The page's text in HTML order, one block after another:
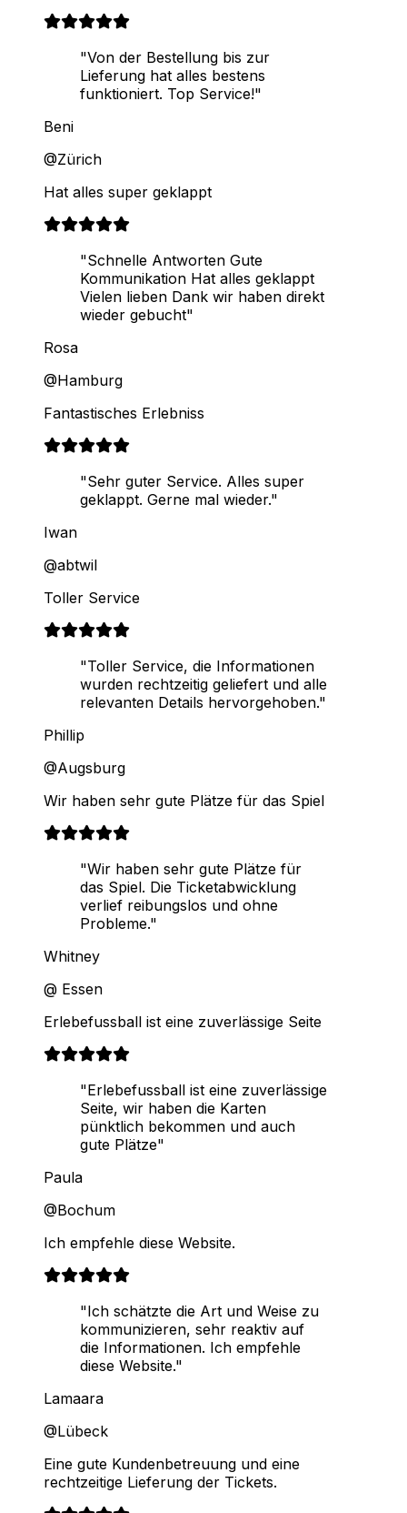
"Von der Bestellung bis zur
Lieferung hat alles bestens
funktioniert. Top Service!"
Beni
@Zürich
Hat alles super geklappt
"Schnelle Antworten Gute
Kommunikation Hat alles geklappt
Vielen lieben Dank wir haben direkt
wieder gebucht"
Rosa
@Hamburg
Fantastisches Erlebniss
"Sehr guter Service. Alles super
geklappt. Gerne mal wieder."
Iwan
@abtwil
Toller Service
"Toller Service, die Informationen
wurden rechtzeitig geliefert und alle
relevanten Details hervorgehoben."
Phillip
@Augsburg
Wir haben sehr gute Plätze für das Spiel
"Wir haben sehr gute Plätze für
das Spiel. Die Ticketabwicklung
verlief reibungslos und ohne
Probleme."
Whitney
@ Essen
Erlebefussball ist eine zuverlässige Seite
"Erlebefussball ist eine zuverlässige
Seite, wir haben die Karten
pünktlich bekommen und auch
gute Plätze"
Paula
@Bochum
Ich empfehle diese Website.
"Ich schätzte die Art und Weise zu
kommunizieren, sehr reaktiv auf
die Informationen. Ich empfehle
diese Website."
Lamaara
@Lübeck
Eine gute Kundenbetreuung und eine
rechtzeitige Lieferung der Tickets.